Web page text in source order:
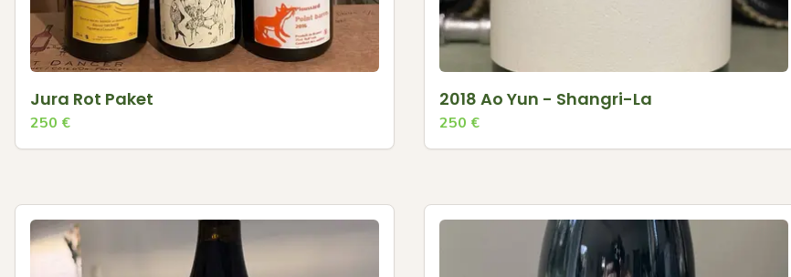
Jura Rot Paket
250 €
2018 Ao Yun - Shangri-La
250 €